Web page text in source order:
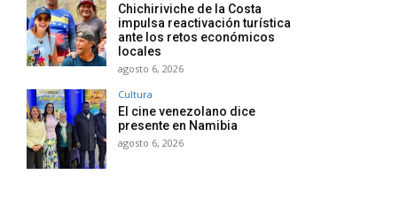
Chichiriviche de la Costa
impulsa reactivación turística
ante los retos económicos
locales
agosto 6, 2026
Cultura
El cine venezolano dice
presente en Namibia
agosto 6, 2026